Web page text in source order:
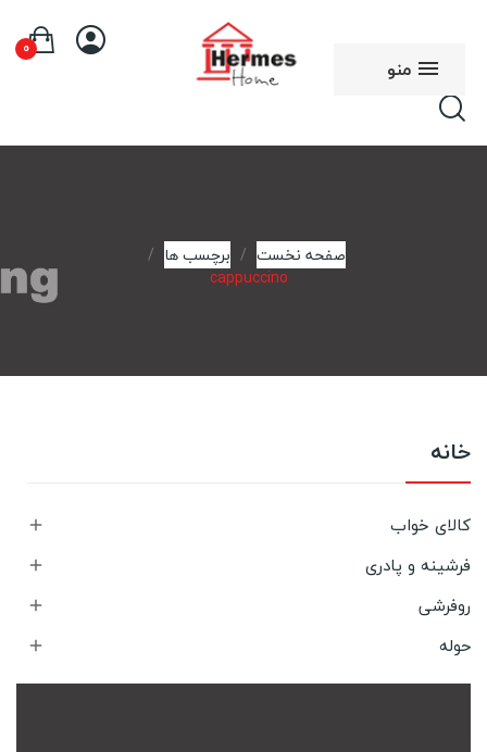
منو
0
صفحه نخست
برچسب ها
cappuccino
خانه
کالای خواب 
فرشینه و پادری 
روفرشی 
حوله 